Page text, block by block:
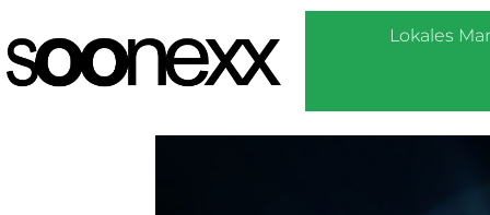
Lokales